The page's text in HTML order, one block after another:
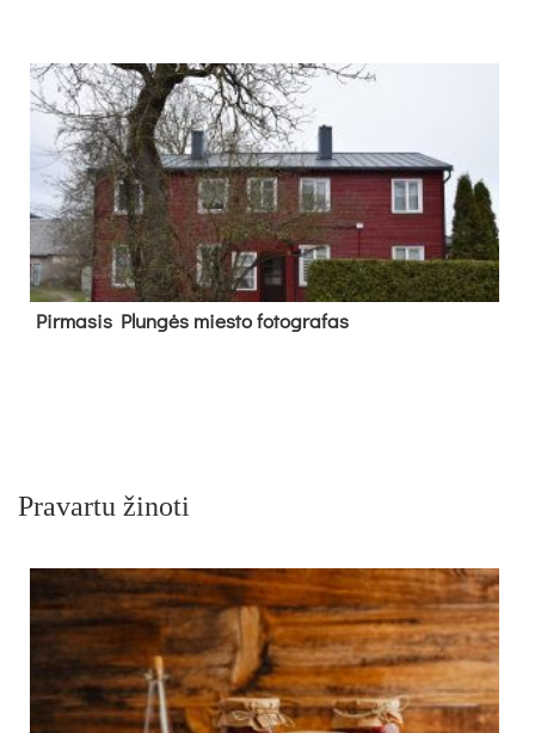
Pir­ma­sis Plun­gės mies­to fo­tog­ra­fas
Pravartu žinoti